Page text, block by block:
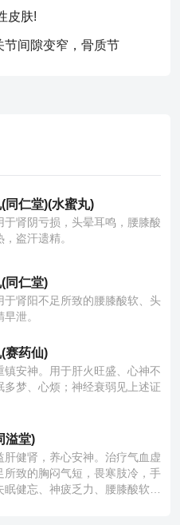
皮肤!
节间隙变窄，骨质节
同仁堂)(水蜜丸)
于肾阴亏损，头晕耳鸣，腰膝酸
盗汗遗精。
同仁堂)
于肾阳不足所致的腰膝酸软、头
泄。
赛药仙)
镇安神。用于肝火旺盛、心神不
多梦、心烦；神经衰弱见上述证
溢堂)
肝健肾，养心安神。治疗气血虚
所致的胸闷气短，畏寒肢冷，手
眠健忘、神疲乏力、腰膝酸软也